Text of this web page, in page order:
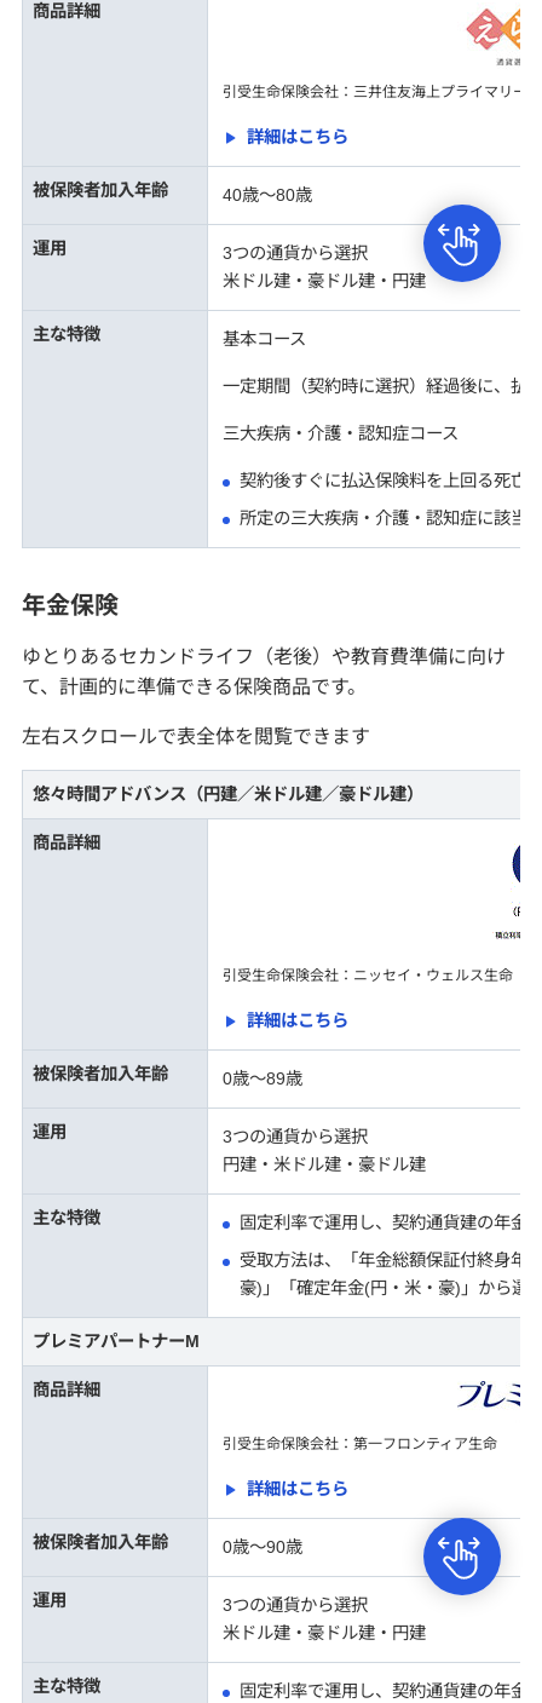
商品詳細
引受生命保険会社：三井住友海上プライマリー
詳細はこちら
被保険者加入年齢 40歳～80歳
運用
3つの通貨から選択
米ドル建・豪ドル建・円建
主な特徴 基本コース
一定期間（契約時に選択）経過後に、払
三大疾病・介護・認知症コース
契約後すぐに払込保険料を上回る死亡
所定の三大疾病・介護・認知症に該当
年金保険
ゆとりあるセカンドライフ（老後）や教育費準備に向け
て、計画的に準備できる保険商品です。
左右スクロールで表全体を閲覧できます
悠々時間アドバンス（円建／米ドル建／豪ドル建）
商品詳細
引受生命保険会社：ニッセイ・ウェルス生命
詳細はこちら
被保険者加入年齢 0歳〜89歳
運用
3つの通貨から選択
円建・米ドル建・豪ドル建
主な特徴
固定利率で運用し、契約通貨建の年金
受取方法は、「年金総額保証付終身年
豪)」「確定年金(円・米・豪)」から選
プレミアパートナーM
商品詳細
引受生命保険会社：第一フロンティア生命
詳細はこちら
被保険者加入年齢 0歳～90歳
運用
3つの通貨から選択
米ドル建・豪ドル建・円建
主な特徴 固定利率で運用し、契約通貨建の年金